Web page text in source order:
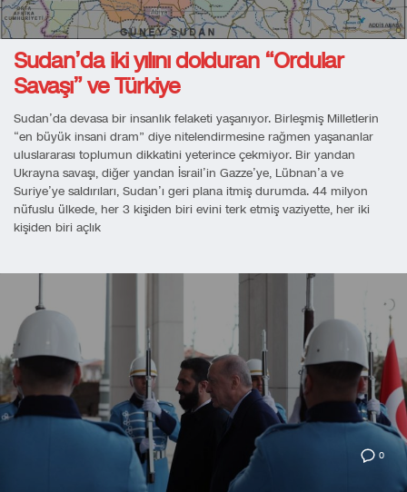
Sudan’da iki yılını dolduran “Ordular
Savaşı” ve Türkiye
Sudan’da devasa bir insanlık felaketi yaşanıyor. Birleşmiş Milletlerin
“en büyük insani dram” diye nitelendirmesine rağmen yaşananlar
uluslararası toplumun dikkatini yeterince çekmiyor. Bir yandan
Ukrayna savaşı, diğer yandan İsrail’in Gazze’ye, Lübnan’a ve
Suriye’ye saldırıları, Sudan’ı geri plana itmiş durumda. 44 milyon
nüfuslu ülkede, her 3 kişiden biri evini terk etmiş vaziyette, her iki
kişiden biri açlık
0